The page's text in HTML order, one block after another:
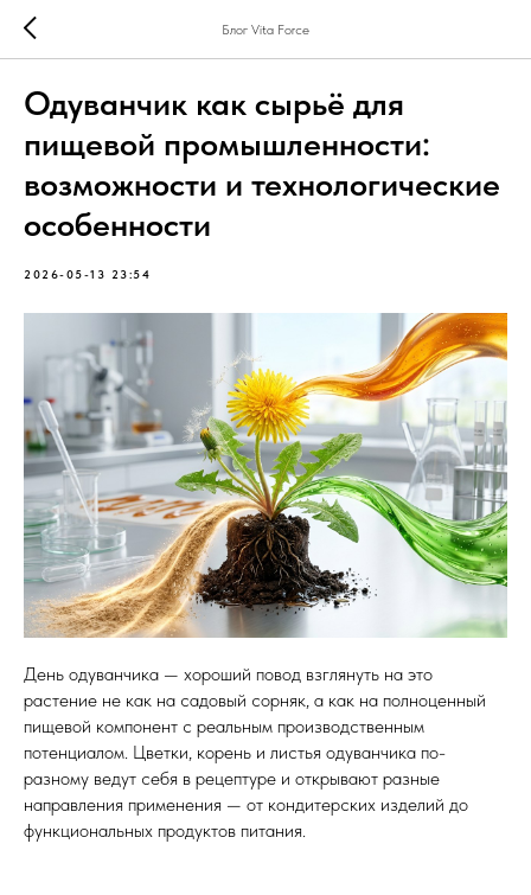
Блог Vita Force
Одуванчик как сырьё для
пищевой промышленности:
возможности и технологические
особенности
2026-05-13 23:54
День одуванчика — хороший повод взглянуть на это
растение не как на садовый сорняк, а как на полноценный
пищевой компонент с реальным производственным
потенциалом. Цветки, корень и листья одуванчика по-
разному ведут себя в рецептуре и открывают разные
направления применения — от кондитерских изделий до
функциональных продуктов питания.